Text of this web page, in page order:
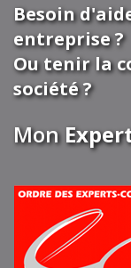
Besoin
entreprise ?
Ou tenir la
société ?
Mon